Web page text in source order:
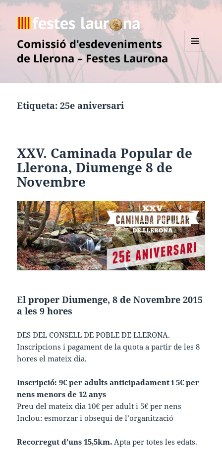
Comissió d'esdeveniments
de Llerona – Festes Laurona
MENÚ
GINYS
Etiqueta:25e aniversari
XXV. Caminada Popular de
Llerona, Diumenge 8 de
Novembre
El proper Diumenge, 8 de Novembre 2015
a les 9 hores
DES DEL CONSELL DE POBLE DE LLERONA.
Inscripcions i pagament de la quota a partir de les 8
hores el mateix dia.
Inscripció: 9€ per adults anticipadament i 5€ per
nens menors de 12 anys
Preu del mateix dia 10€ per adult i 5€ per nens
Inclou: esmorzar i obsequi de l’organització
Recorregut d’uns 15,5km. Apta per totes les edats.